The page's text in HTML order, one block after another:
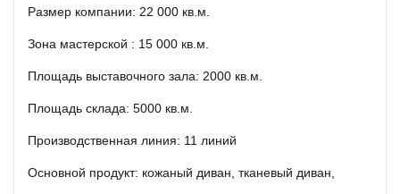
Размер компании: 22 000 кв.м.
Зона мастерской : 15 000 кв.м.
Площадь выставочного зала: 2000 кв.м.
Площадь склада: 5000 кв.м.
Производственная линия: 11 линий
Основной продукт: кожаный диван, тканевый диван,